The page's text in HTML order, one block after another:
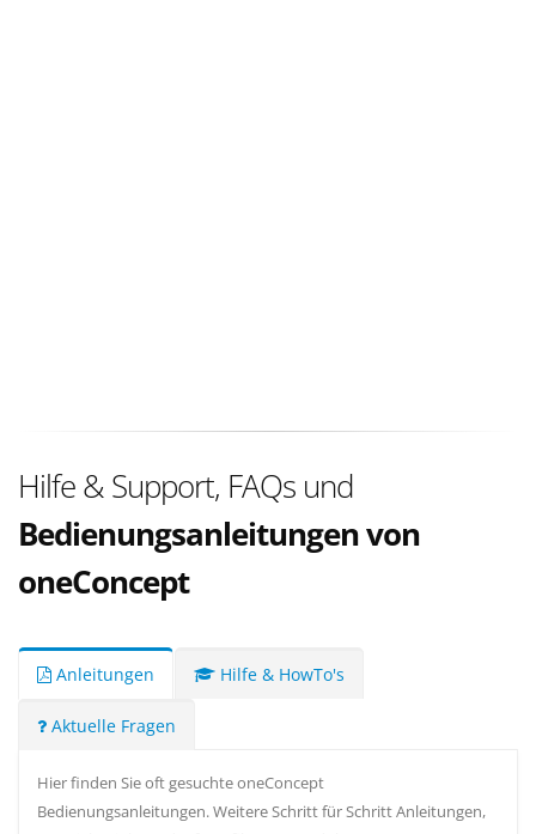
Hilfe & Support, FAQs und
Bedienungsanleitungen von
oneConcept
Anleitungen Hilfe & HowTo's
Aktuelle Fragen
Hier finden Sie oft gesuchte oneConcept
Bedienungsanleitungen. Weitere Schritt für Schritt Anleitungen,